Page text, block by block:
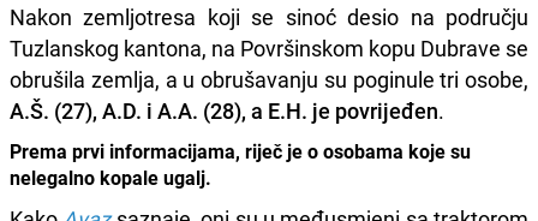
Nakon zemljotresa koji se sinoć desio na području
Tuzlanskog kantona, na Površinskom kopu Dubrave se
obrušila zemlja, a u obrušavanju su poginule tri osobe,
A.Š. (27), A.D. i A.A. (28), a E.H. je povrijeđen.
Prema prvi informacijama, riječ je o osobama koje su
nelegalno kopale ugalj.